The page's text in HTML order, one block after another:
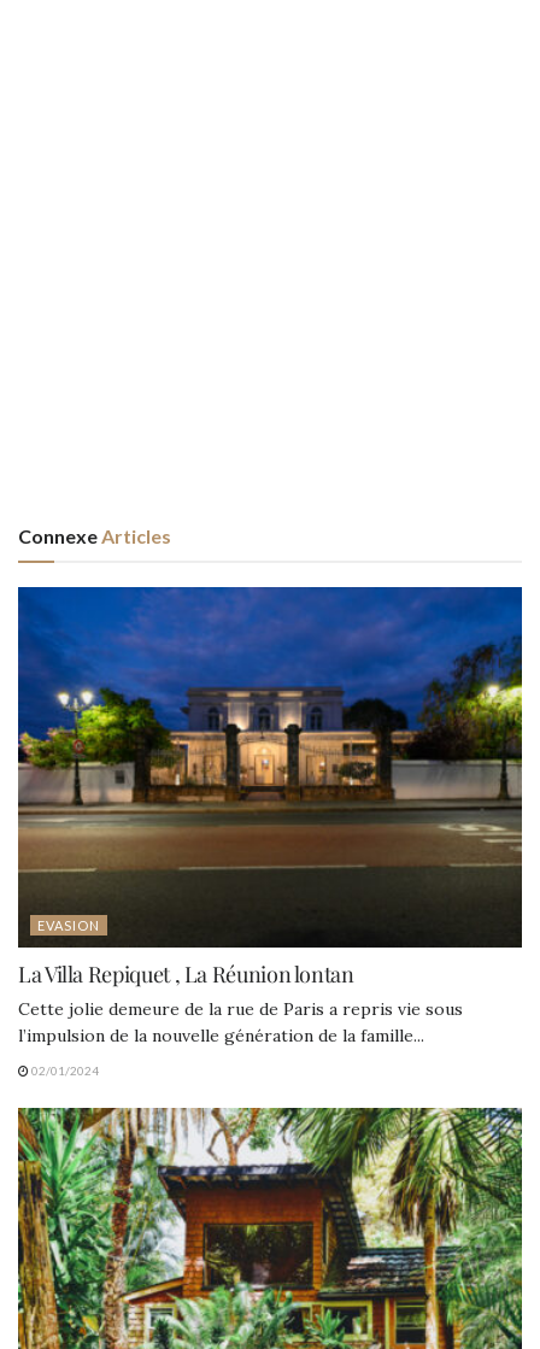
ConnexeArticles
EVASION
La Villa Repiquet , La Réunion lontan
Cette jolie demeure de la rue de Paris a repris vie sous
l’impulsion de la nouvelle génération de la famille...
02/01/2024